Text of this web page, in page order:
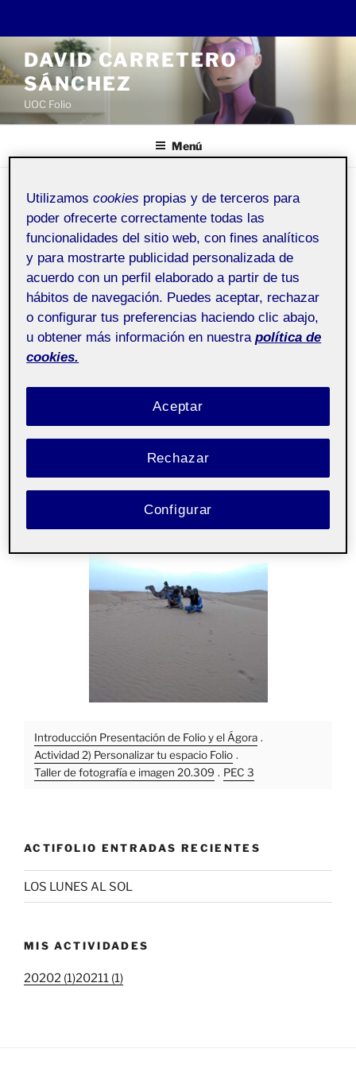
al
contenido
DAVID CARRETERO
SÁNCHEZ
UOC Folio
Menú
ACTIFOLIO:TALLER DE FOTOGRAFÍA E
IMAGEN 20.309
Taller de fotografía e imagen
PUBLICADO
EL
21 NOVIEMBRE, 2021
LOS LUNES AL SOL
de herramientas
aula 3
fotografía e
imagen
Introducción Presentación de Folio y el Ágora .
Actividad 2) Personalizar tu espacio Folio .
Taller de fotografía e imagen 20.309 . PEC 3
ACTIFOLIO ENTRADAS RECIENTES
LOS LUNES AL SOL
MIS ACTIVIDADES
20202 (1)20211 (1)
Utilizamoscookies propias y de terceros para
poder ofrecerte correctamente todas las
funcionalidades del sitio web, con fines analíticos
y para mostrarte publicidad personalizada de
acuerdo con un perfil elaborado a partir de tus
hábitos de navegación. Puedes aceptar, rechazar
o configurar tus preferencias haciendo clic abajo,
u obtener más información en nuestra política de
cookies.
Rechazar
Aceptar
Configurar